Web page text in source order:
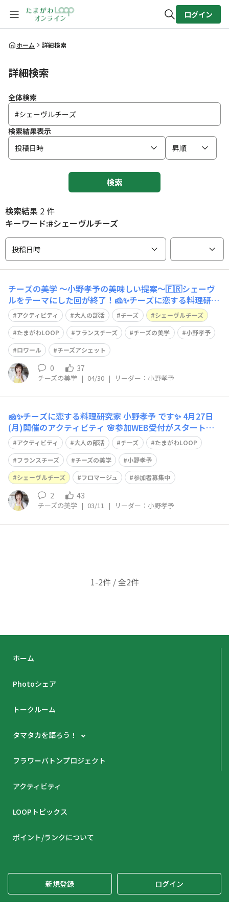
全体検索
ログイン
ホーム 詳細検索
詳細検索
全体検索
検索結果表示
投稿日時
昇順
検索
検索結果 2 件
キーワード:#シェーヴルチーズ
投稿日時
チーズの美学 〜小野孝予の美味しい提案〜🇫🇷シェーヴ
ルをテーマにした回が終了！🧀✨チーズに恋する料理研究
家 小野孝予です🤗4月27日（月）開催、私が担当するアク
ティビティ「チーズの美学 〜小野孝予の美味しい提案〜
🇫🇷春薫るフランス『五彩のシェーヴル』誘惑のアペロ」
が無事に終了いたしました！ご参加くだ
アクティビティ 大人の部活 チーズ
シェーヴルチーズ
たまがわLOOP
フランスチーズ チーズの美学
小野孝予
ロワール
チーズアシェット
0 37
チーズの美学 | 04/30 | リーダー：小野孝予
🧀✨チーズに恋する料理研究家 小野孝予 です✨ 4月27日
(月)開催のアクティビティ 🌸参加WEB受付がスタートし
ました🌸 チーズの美学 〜小野孝予の美味しい提案〜 🇫🇷
春薫るフランス「五彩のシェーヴル」誘惑のアペロ 春に
なると、フランスでは🐐山羊乳チーズ 「シェーヴル」 が
いちばん輝く季節に
アクティビティ 大人の部活 チーズ
たまがわLOOP
フランスチーズ
チーズの美学
小野孝予
シェーヴルチーズ
フロマージュ 参加者募集中
2 43
チーズの美学 | 03/11 | リーダー：小野孝予
1-2件 / 全2件
ホーム
Photoシェア
トークルーム
タマタカを語ろう！
フラワーバトンプロジェクト
アクティビティ
LOOPトピックス
ポイント/ランクについて
新規登録 ログイン